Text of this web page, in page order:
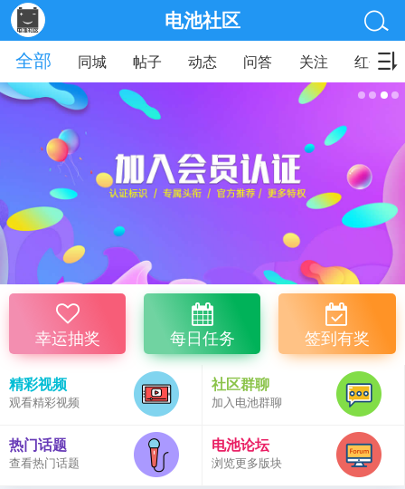
电池社区
全部
同城 帖子 动态 问答 关注 红包
幸运抽奖 每日任务 签到有奖
精彩视频
观看精彩视频
社区群聊
加入电池群聊
热门话题
查看热门话题
电池论坛
浏览更多版块